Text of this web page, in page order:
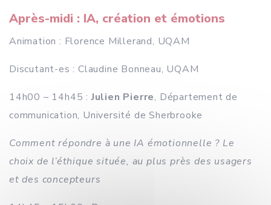
Après-midi : IA, création et émotions
Animation : Florence Millerand, UQAM
Discutant-es : Claudine Bonneau, UQAM
14h00 – 14h45 :Julien Pierre, Département de
communication, Université de Sherbrooke
Comment répondre à une IA émotionnelle ? Le
choix de l’éthique située, au plus près des usagers
et des concepteurs